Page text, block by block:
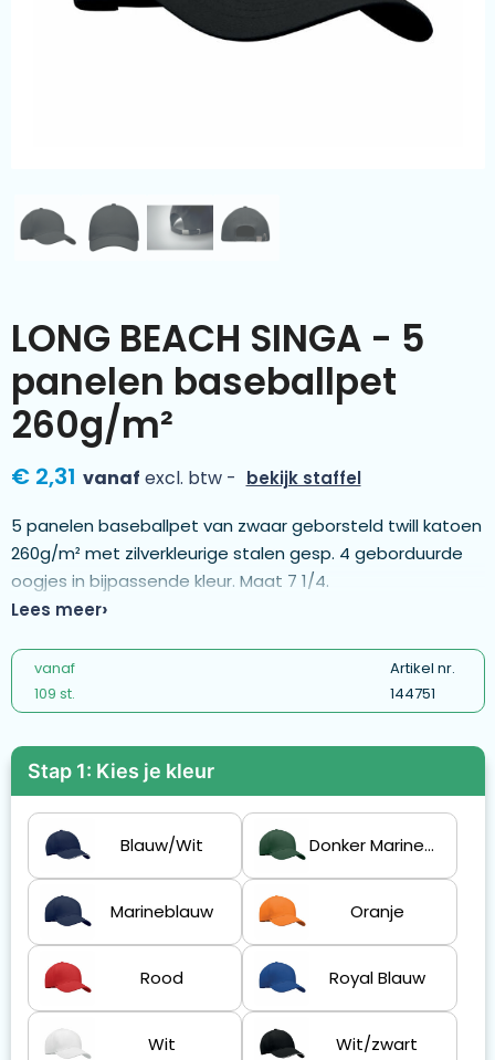
Kleding & textiel
Meer categorieën
Zomer
LONG BEACH SINGA - 5
panelen baseballpet
260g/m²
€ 2,31 vanaf excl. btw - bekijk staffel
5 panelen baseballpet van zwaar geborsteld twill katoen
260g/m² met zilverkleurige stalen gesp. 4 geborduurde
oogjes in bijpassende kleur. Maat 7 1/4.
Lees meer
vanaf
109 st.
Artikel nr.
144751
Stap 1: Kies je kleur
Blauw/Wit Donker Marinegroen
Marineblauw Oranje
Rood Royal Blauw
Wit Wit/zwart